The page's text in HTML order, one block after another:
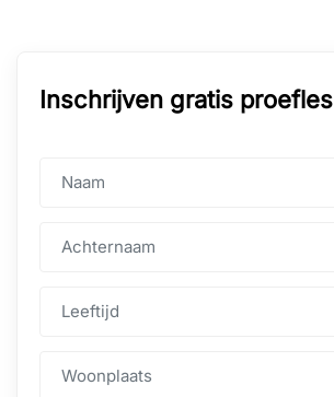
Inschrijven gratis proefles